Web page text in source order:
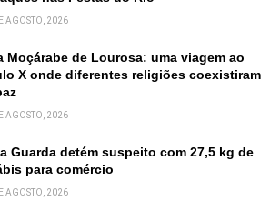
AGOSTO, 2026
Moçárabe de Lourosa: uma viagem ao
X onde diferentes religiões coexistiram
AGOSTO, 2026
Guarda detém suspeito com 27,5 kg de
para comércio
AGOSTO, 2026